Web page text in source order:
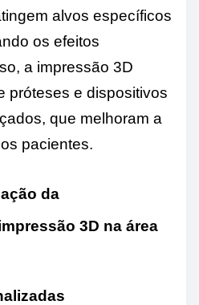
alvos específicos
os efeitos
a impressão 3D
próteses e dispositivos
que melhoram a
pacientes.
da
3D na área